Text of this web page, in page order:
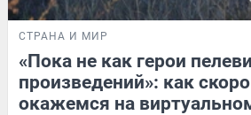
СТРАНА И МИР
«Пока не как герои
произведений»: как
окажемся на